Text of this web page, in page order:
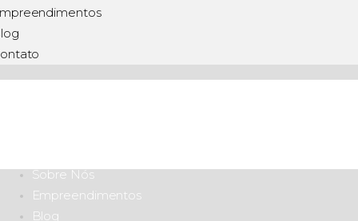
Sobre Nós
Empreendimentos
Blog